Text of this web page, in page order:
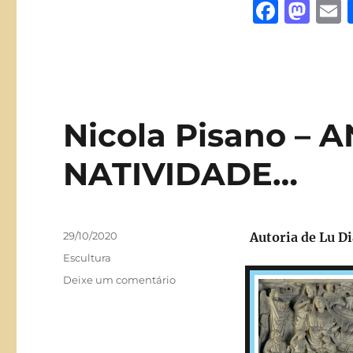
F
o
k
M
o
Nicola Pisano –
NATIVIDADE…
Autoria de Lu
Publicado
29/10/2020
Categorias
Escultura
Deixe um comentárioem